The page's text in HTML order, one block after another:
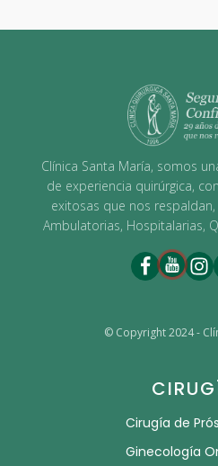
Clínica Santa María, somos
de experiencia quirúrgica,
exitosas que nos
Ambulatorias, Hospitalarias,
© Copyright 2024 -
Cirugía de
Ginecología